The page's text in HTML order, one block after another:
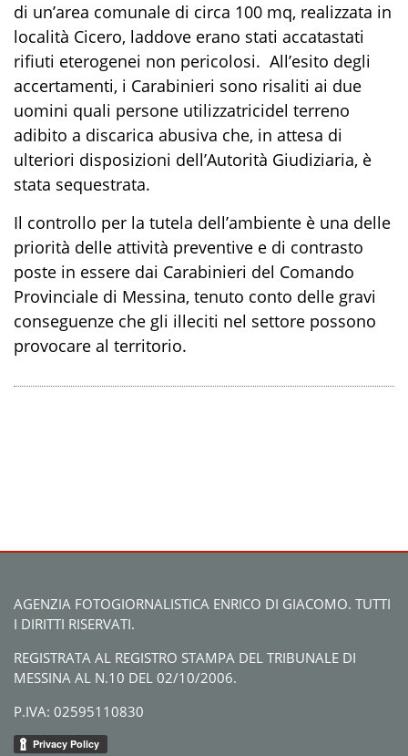
di un’area comunale di circa 100 mq, realizzata in
località Cicero, laddove erano stati accatastati
rifiuti eterogenei non pericolosi. All’esito degli
accertamenti, i Carabinieri sono risaliti ai due
uomini quali persone utilizzatricidel terreno
adibito a discarica abusiva che, in attesa di
ulteriori disposizioni dell’Autorità Giudiziaria, è
stata sequestrata.
Il controllo per la tutela dell’ambiente è una delle
priorità delle attività preventive e di contrasto
poste in essere dai Carabinieri del Comando
Provinciale di Messina, tenuto conto delle gravi
conseguenze che gli illeciti nel settore possono
provocare al territorio.
AGENZIA FOTOGIORNALISTICA ENRICO DI GIACOMO. TUTTI
I DIRITTI RISERVATI.
REGISTRATA AL REGISTRO STAMPA DEL TRIBUNALE DI
MESSINA AL N.10 DEL 02/10/2006.
P.IVA: 02595110830